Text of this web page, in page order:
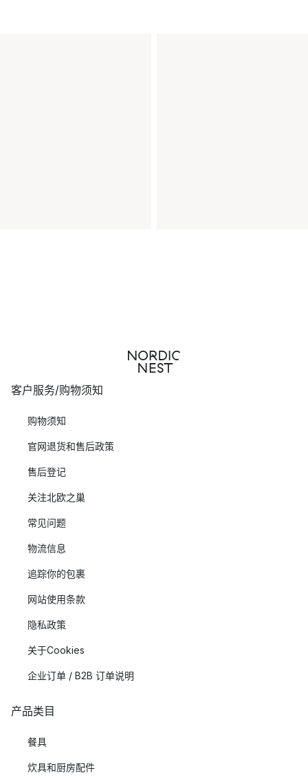
客户服务/购物须知
购物须知
官网退货和售后政策
售后登记
关注北欧之巢
常见问题
物流信息
追踪你的包裹
网站使用条款
隐私政策
关于Cookies
企业订单 / B2B 订单说明
产品类目
餐具
炊具和厨房配件